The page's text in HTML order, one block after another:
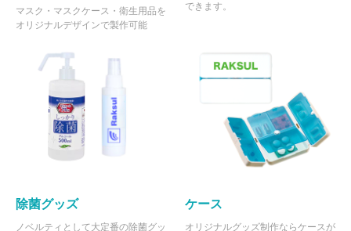
マスク・マスクケース・衛生用品を
オリジナルデザインで製作可能
できます。
除菌グッズ
ノベルティとして大定番の除菌グッ
ケース
オリジナルグッズ制作ならケースが